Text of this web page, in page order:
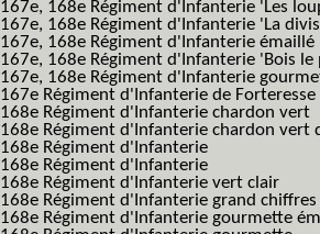
167e, 168e Régiment d'Infanterie 'Les
167e, 168e Régiment d'Infanterie 'La
167e, 168e Régiment d'Infanterie émaillé
167e, 168e Régiment d'Infanterie 'Bois
167e, 168e Régiment d'Infanterie
167e Régiment d'Infanterie de
168e Régiment d'Infanterie chardon vert
168e Régiment d'Infanterie chardon vert
168e Régiment d'Infanterie
168e Régiment d'Infanterie
168e Régiment d'Infanterie vert clair
168e Régiment d'Infanterie grand chiffres
168e Régiment d'Infanterie gourmette